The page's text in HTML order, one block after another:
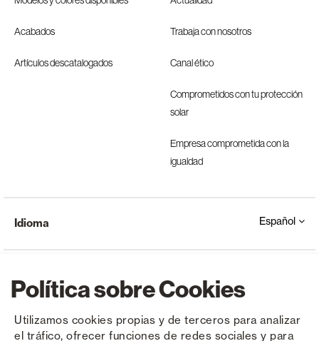
Política sobre Cookies
Utilizamos cookies propias y de terceros para analizar
el tráfico, ofrecer funciones de redes sociales y para
Acabados
Artículos descatalogados
Trabaja con nosotros
Canal ético
Comprometidos con tu protección
solar
Empresa comprometida con la
igualdad
Copyright © Saxun 2023 - 2026 Política de privacidad Aviso legal Cookies
Idioma Español